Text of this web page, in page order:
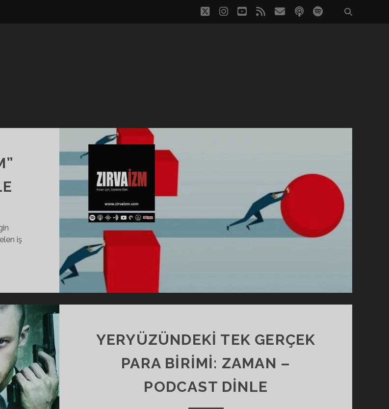
twitterinstagram
youtube
rss epostapodcastspotify
iş
YERYÜZÜNDEKİ TEK GERÇEK
PARA BİRİMİ: ZAMAN –
PODCAST DINLE